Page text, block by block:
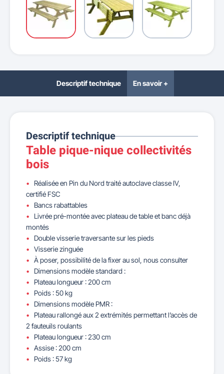
Descriptif technique En savoir +
Descriptif technique
Table pique-nique collectivités
bois
Réalisée en Pin du Nord traité autoclave classe IV,
certifié FSC
Bancs rabattables
Livrée pré-montée avec plateau de table et banc déjà
montés
Double visserie traversante sur les pieds
Visserie zinguée
À poser, possibilité de la fixer au sol, nous consulter
Dimensions modèle standard :
Plateau longueur : 200 cm
Poids : 50 kg
Dimensions modèle PMR :
Plateau rallongé aux 2 extrémités permettant l’accès de
2 fauteuils roulants
Plateau longueur : 230 cm
Assise : 200 cm
Poids : 57 kg